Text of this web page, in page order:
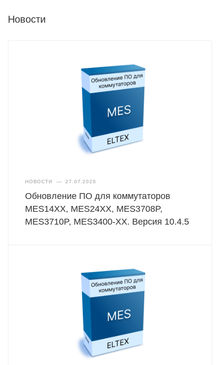
Новости
НОВОСТИ — 27.07.2026
Обновление ПО для коммутаторов
MES14XX, MES24XX, MES3708P,
MES3710P, MES3400-XX. Версия 10.4.5